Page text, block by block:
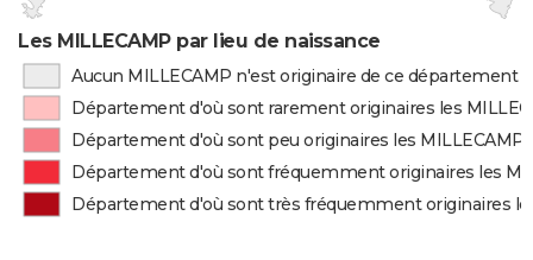
Les MILLECAMP par lieu de naissance
Aucun MILLECAMP n'est originaire de ce département
Département d'où sont rarement originaires les
Département d'où sont peu originaires les MILLECAMP
Département d'où sont fréquemment originaires les
Département d'où sont très fréquemment originaires